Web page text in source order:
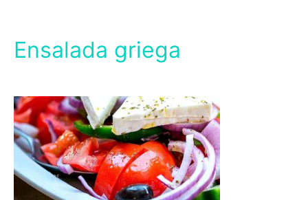
Ensalada griega